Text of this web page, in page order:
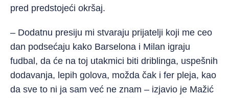
pred predstojeći okršaj.
– Dodatnu presiju mi stvaraju prijatelji koji me ceo
dan podsećaju kako Barselona i Milan igraju
fudbal, da će na toj utakmici biti driblinga, uspešnih
dodavanja, lepih golova, možda čak i fer pleja, kao
da sve to ni ja sam već ne znam – izjavio je Mažić